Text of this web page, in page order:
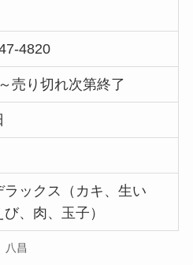
4820
売り切れ次第終了
ラックス（カキ、生い
、肉、玉子）
八昌